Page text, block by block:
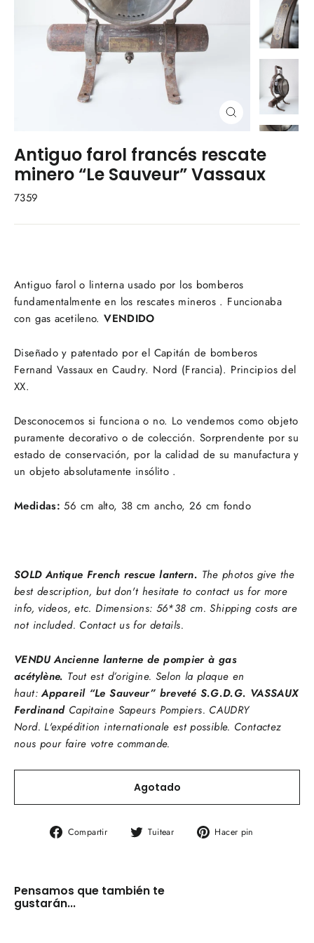
Cerrar
Antiguo farol francés rescate
minero “Le Sauveur” Vassaux
7359
Antiguo farol o linterna usado por los bomberos
fundamentalmente en los rescates mineros . Funcionaba
con gas acetileno.VENDIDO
Diseñado y patentado por el Capitán de bomberos
Fernand Vassaux en Caudry. Nord (Francia). Principios del
XX.
Desconocemos si funciona o no. Lo vendemos como objeto
puramente decorativo o de colección. Sorprendente por su
estado de conservación, por la calidad de su manufactura y
un objeto absolutamente insólito .
Medidas:56 cm alto, 38 cm ancho, 26 cm fondo
SOLD Antique French rescue lantern. The photos give the
best description, but don't hesitate to contact us for more
info, videos, etc. Dimensions: 56*38 cm. Shipping costs are
not included. Contact us for details.
VENDU Ancienne lanterne de pompier à gas
acétylène. Tout est d’origine. Selon la plaque en
haut: Appareil “Le Sauveur” breveté S.G.D.G. VASSAUX
Ferdinand Capitaine Sapeurs Pompiers. CAUDRY
Nord. L'expédition internationale est possible. Contactez
nous pour faire votre commande.
Agotado
Compartir
CompartirTuitear
Tuitear Hacer pin
Pensamos que también te
gustarán...